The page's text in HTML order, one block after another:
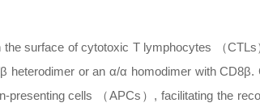
surface of cytotoxic T lymphocytes （
heterodimer or an α/α homodimer with
cells （APCs）, facilitating the